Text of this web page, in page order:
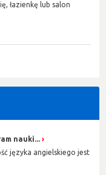
łazienkę lub salon
nauki...
języka angielskiego jest